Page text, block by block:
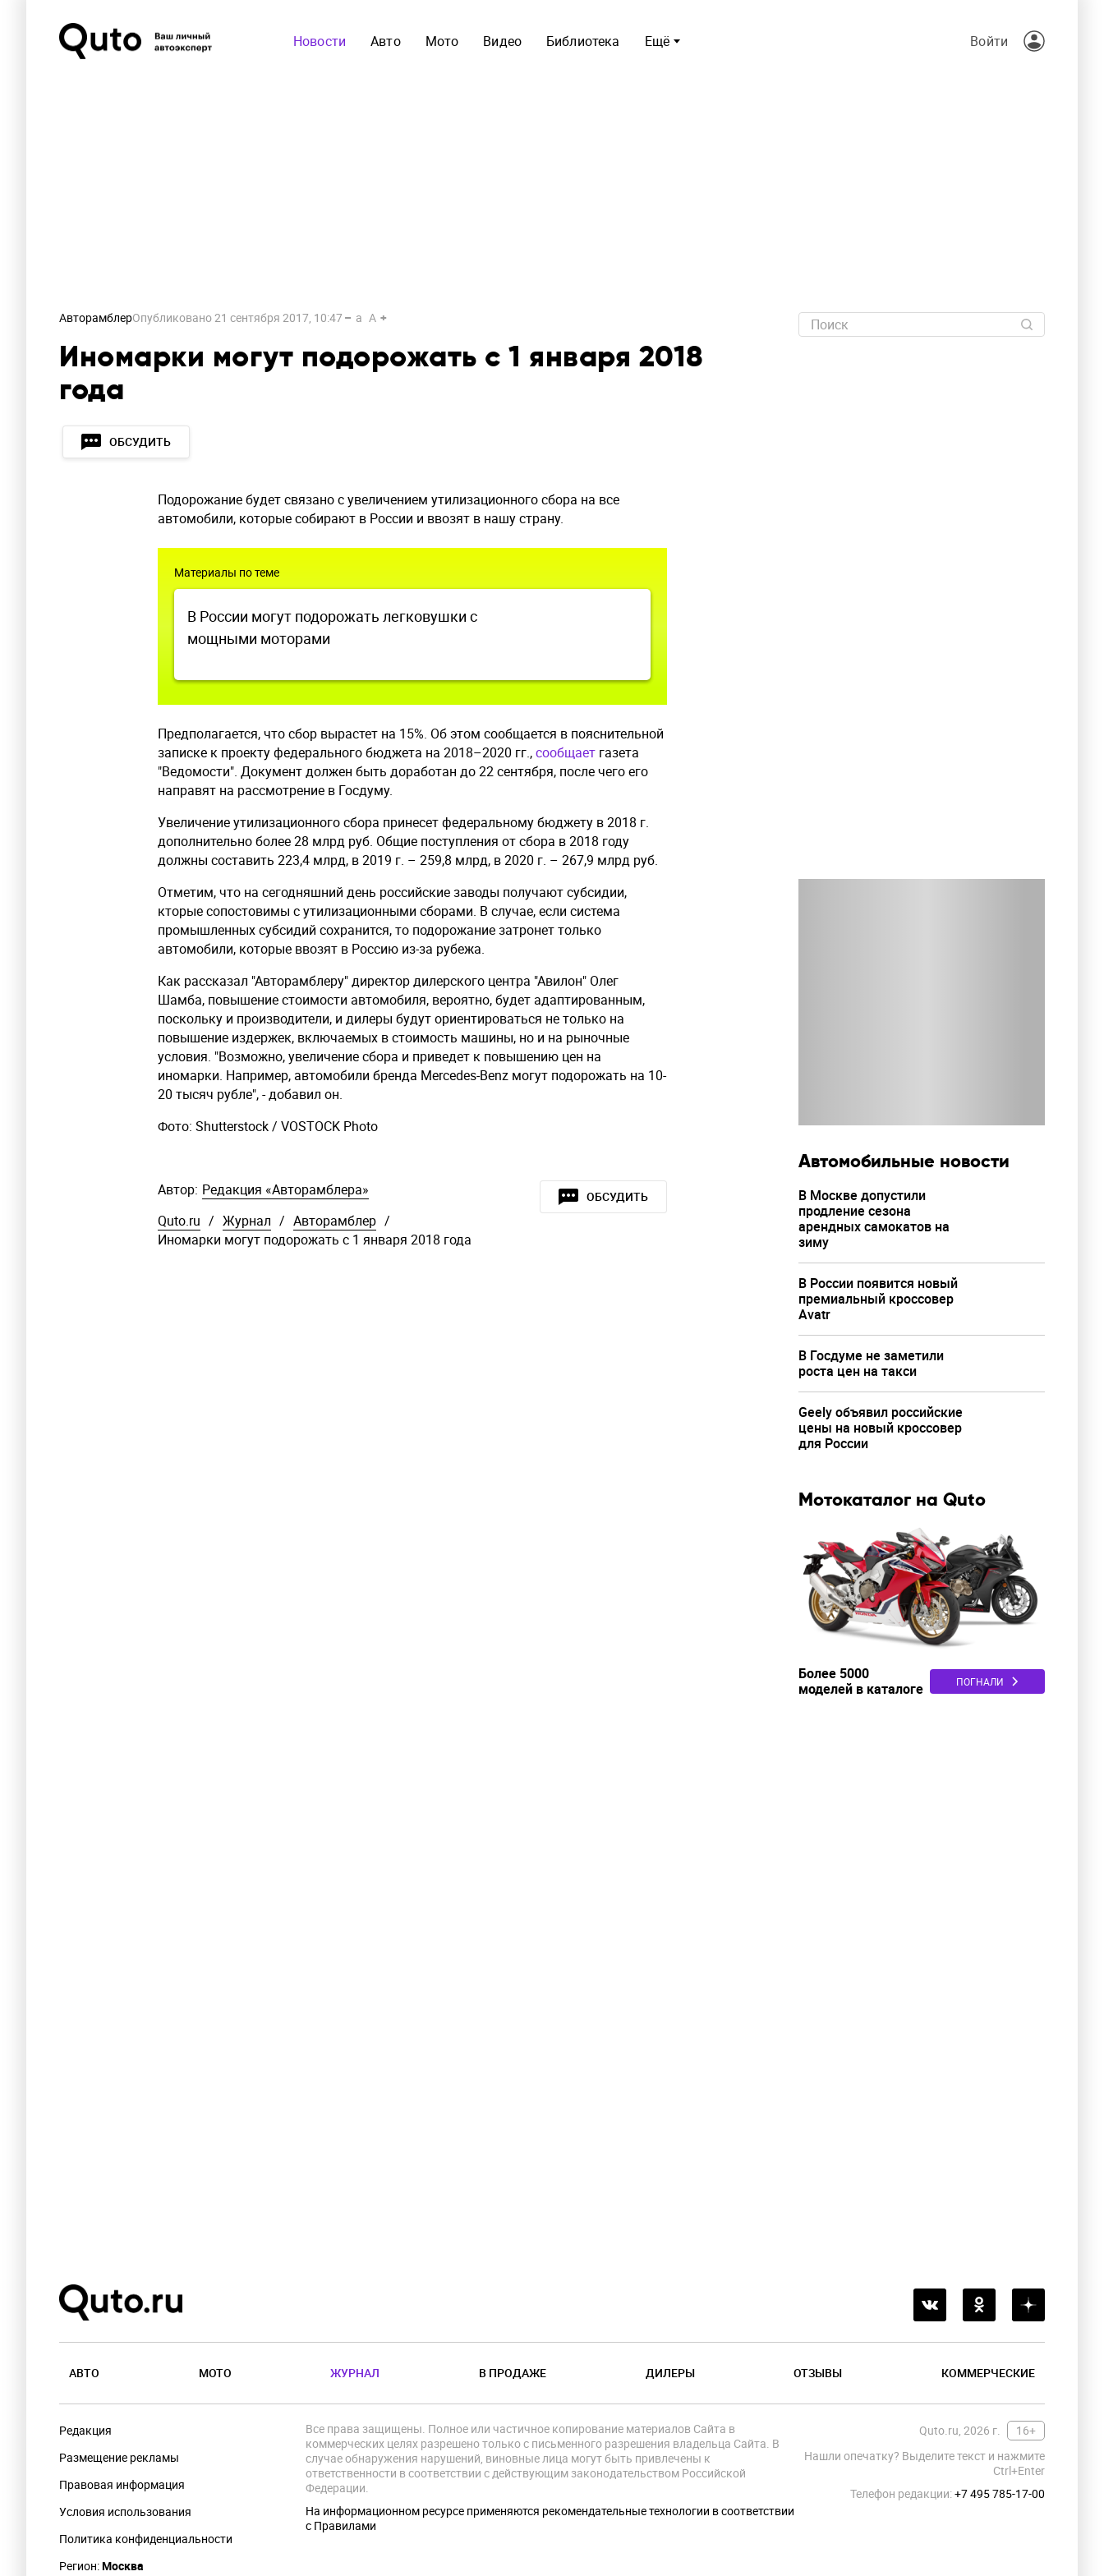
Ещё
Новости Авто Мото Видео Библиотека Войти
АвторамблерОпубликовано21 сентября 2017, 10:47 a A
Иномарки могут подорожать с 1 января 2018
года
ОБСУДИТЬ
Подорожание будет связано с увеличением утилизационного сбора на все
автомобили, которые собирают в России и ввозят в нашу страну.
Материалы по теме
В России могут подорожать легковушки с
мощными моторами
Предполагается, что сбор вырастет на 15%. Об этом сообщается в пояснительной
записке к проекту федерального бюджета на 2018–2020 гг.,сообщает газета
"Ведомости". Документ должен быть доработан до 22 сентября, после чего его
направят на рассмотрение в Госдуму.
Увеличение утилизационного сбора принесет федеральному бюджету в 2018 г.
дополнительно более 28 млрд руб. Общие поступления от сбора в 2018 году
должны составить 223,4 млрд, в 2019 г. – 259,8 млрд, в 2020 г. – 267,9 млрд руб.
Отметим, что на сегодняшний день российские заводы получают субсидии,
кторые сопостовимы с утилизационными сборами. В случае, если система
промышленных субсидий сохранится, то подорожание затронет только
автомобили, которые ввозят в Россию из-за рубежа.
Как рассказал "Авторамблеру" директор дилерского центра "Авилон" Олег
Шамба, повышение стоимости автомобиля, вероятно, будет адаптированным,
поскольку и производители, и дилеры будут ориентироваться не только на
повышение издержек, включаемых в стоимость машины, но и на рыночные
условия. "Возможно, увеличение сбора и приведет к повышению цен на
иномарки. Например, автомобили бренда Mercedes-Benz могут подорожать на 10-
20 тысяч рубле", - добавил он.
Фото: Shutterstock / VOSTOCK Photo
ОБСУДИТЬ
Автор: Редакция «Авторамблера»
Quto.ru / Журнал / Авторамблер /
Иномарки могут подорожать с 1 января 2018 года
Автомобильные новости
В Москве допустили
продление сезона
арендных самокатов на
зиму
В России появится новый
премиальный кроссовер
Avatr
В Госдуме не заметили
роста цен на такси
Geely объявил российские
цены на новый кроссовер
для России
Мотокаталог на Quto
Более 5000
моделей в каталоге
ПОГНАЛИ
АВТО МОТО ЖУРНАЛ В ПРОДАЖЕ ДИЛЕРЫ ОТЗЫВЫ КОММЕРЧЕСКИЕ
Редакция
Размещение рекламы
Правовая информация
Условия использования
Политика конфиденциальности
Регион:Москва
Quto.ru, 2026 г.
16+
Нашли опечатку? Выделите текст и нажмите
Ctrl+Enter
Телефон редакции:+7 495 785-17-00
Все права защищены. Полное или частичное копирование материалов Сайта в
коммерческих целях разрешено только с письменного разрешения владельца Сайта. В
случае обнаружения нарушений, виновные лица могут быть привлечены к
ответственности в соответствии с действующим законодательством Российской
Федерации.
На информационном ресурсе применяются рекомендательные технологии в соответствии
с Правилами